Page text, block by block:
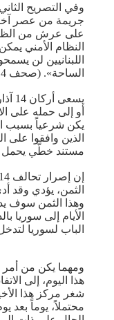
وفي التصريح
جريمة من عصر آخر
على عرش من
النظام الأمني
اللبنانيين لن
الساحة». (صحف 14 شباط 2006).
أو إلى حمله على
يكن شرعياً بسبب
الذين وافقوا على
مستند خطّي يحمل
الثمن، يؤدي وقد
وهذا الثمن سوف
الأيام إلى سوريا
الباب لسوريا
ومهما يكن من أمر
هذا اليوم، إلى
شغر مركز هذا
محتملاً، يوماً بعد